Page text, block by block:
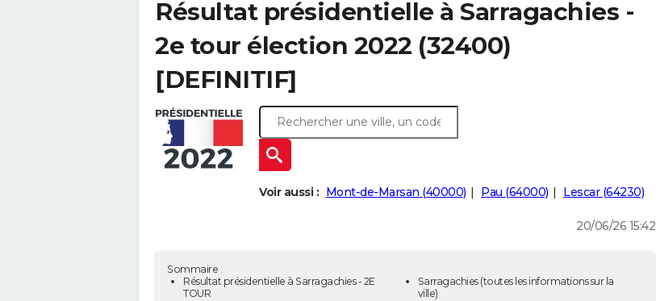
Résultat présidentielle à Sarragachies -
2e tour élection 2022 (32400)
[DEFINITIF]
Voir aussi : Mont-de-Marsan (40000) Pau (64000) Lescar (64230)
20/06/26 15:42
Sommaire :
Résultat présidentielle à Sarragachies - 2E
TOUR
Sarragachies(toutes les informations sur la
ville)